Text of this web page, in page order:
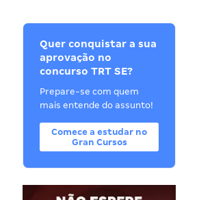
Quer conquistar a sua
aprovação no
concurso TRT SE?
Prepare-se com quem
mais entende do assunto!
Comece a estudar no
Gran Cursos